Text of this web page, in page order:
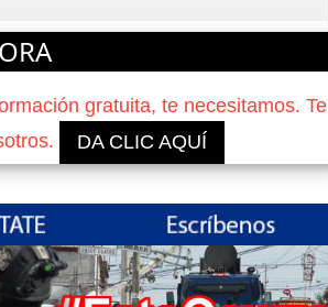
gratuita, te necesitamos. Te
DA CLIC AQUÍ